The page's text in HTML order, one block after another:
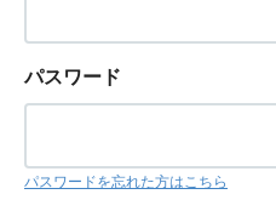
パスワード
パスワードを忘れた方はこちら